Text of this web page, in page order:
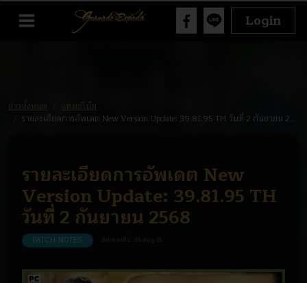
Login
ข่าวทั้งหมด
แพทช์โน๊ต
รายละเอียดการอัพเดต New Version Update: 39.81.95 TH วันที่ 2 กันยายน 2568
รายละเอียดการอัพเดต New
Version Update: 39.81.95 TH
วันที่ 2 กันยายน 2568
PATCH-NOTES